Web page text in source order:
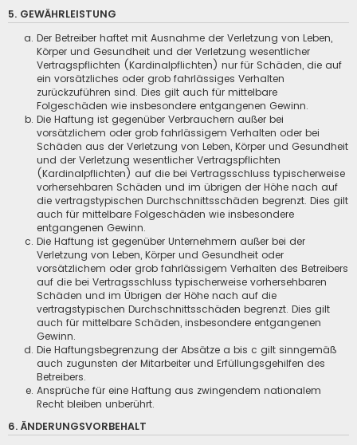
5. GEWÄHRLEISTUNG
Der Betreiber haftet mit Ausnahme der Verletzung von Leben,
Körper und Gesundheit und der Verletzung wesentlicher
Vertragspflichten (Kardinalpflichten) nur für Schäden, die auf
ein vorsätzliches oder grob fahrlässiges Verhalten
zurückzuführen sind. Dies gilt auch für mittelbare
Folgeschäden wie insbesondere entgangenen Gewinn.
Die Haftung ist gegenüber Verbrauchern außer bei
vorsätzlichem oder grob fahrlässigem Verhalten oder bei
Schäden aus der Verletzung von Leben, Körper und Gesundheit
und der Verletzung wesentlicher Vertragspflichten
(Kardinalpflichten) auf die bei Vertragsschluss typischerweise
vorhersehbaren Schäden und im übrigen der Höhe nach auf
die vertragstypischen Durchschnittsschäden begrenzt. Dies gilt
auch für mittelbare Folgeschäden wie insbesondere
entgangenen Gewinn.
Die Haftung ist gegenüber Unternehmern außer bei der
Verletzung von Leben, Körper und Gesundheit oder
vorsätzlichem oder grob fahrlässigem Verhalten des Betreibers
auf die bei Vertragsschluss typischerweise vorhersehbaren
Schäden und im Übrigen der Höhe nach auf die
vertragstypischen Durchschnittsschäden begrenzt. Dies gilt
auch für mittelbare Schäden, insbesondere entgangenen
Gewinn.
Die Haftungsbegrenzung der Absätze a bis c gilt sinngemäß
auch zugunsten der Mitarbeiter und Erfüllungsgehilfen des
Betreibers.
Ansprüche für eine Haftung aus zwingendem nationalem
Recht bleiben unberührt.
6. ÄNDERUNGSVORBEHALT